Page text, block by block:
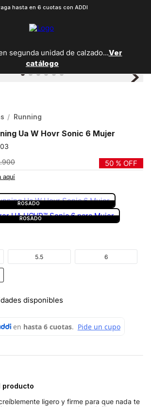
hasta en 6 cuotas con ADDI
segunda unidad de calzado...Ver
catálogo
Running
Ua W Hovr Sonic 6 Mujer
.900 50 % OFF
aquí
ROSADO
ROSADO
5.5 6
disponibles
producto
ligero y firme para que nada te